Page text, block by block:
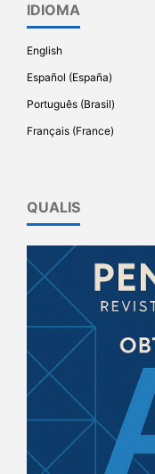
IDIOMA
English
Español (España)
Português (Brasil)
Français (France)
QUALIS